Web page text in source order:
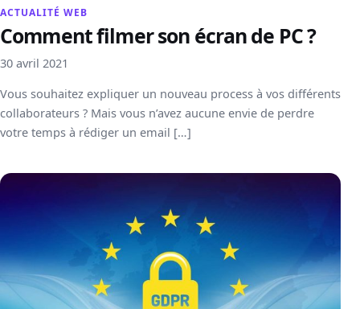
ACTUALITÉ WEB
Comment filmer son écran de PC ?
30 avril 2021
Vous souhaitez expliquer un nouveau process à vos différents
collaborateurs ? Mais vous n’avez aucune envie de perdre
votre temps à rédiger un email […]